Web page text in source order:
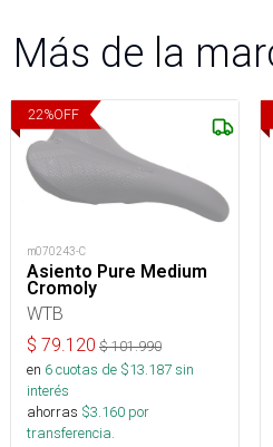
Más de la
22%OFF
m070243-C
Asiento Pure Medium
Cromoly
WTB
$ 79.120 $101.990
en 6cuotas de $13.187sin
interés
ahorras $3.160 por
transferencia.